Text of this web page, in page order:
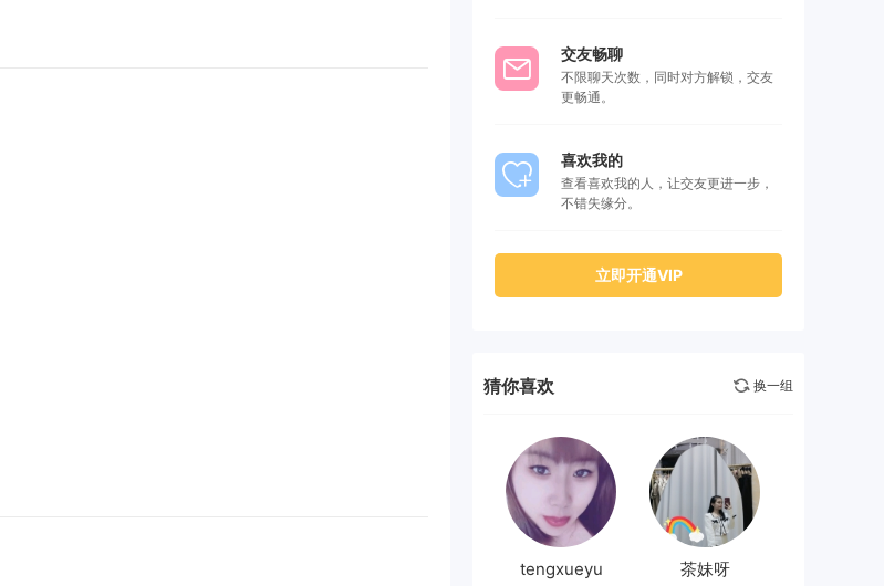
交友畅聊
不限聊天次数，同时对方解锁，交友
更畅通。
喜欢我的
查看喜欢我的人，让交友更进一步，
不错失缘分。
立即开通VIP
猜你喜欢 换一组
tengxueyu 茶妹呀